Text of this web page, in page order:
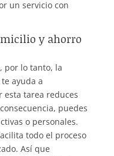
un servicio con
y ahorro
por lo tanto, la
ayuda a
esta tarea reduces
puedes
o personales.
todo el proceso
Así que